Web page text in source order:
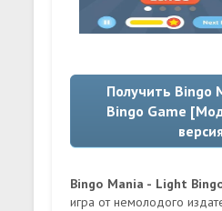
Получить Bingo
Bingo Game
Bingo Mania - Light
игра от немолодого